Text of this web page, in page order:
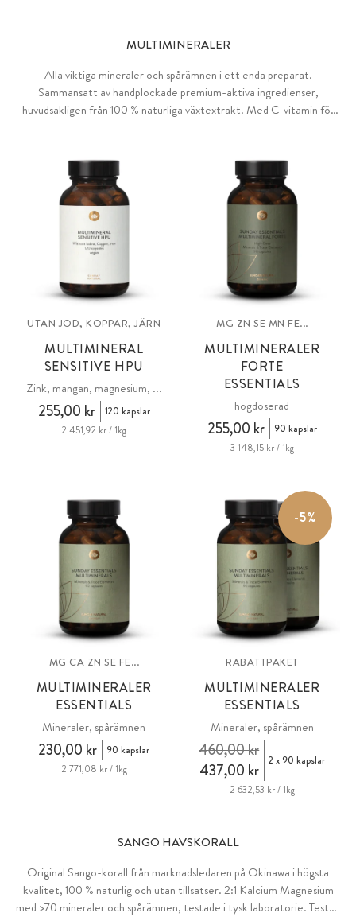
MULTIMINERALER
Alla viktiga mineraler och spårämnen i ett enda preparat.
Sammansatt av handplockade premium-aktiva ingredienser,
huvudsakligen från 100 % naturliga växtextrakt. Med C-vitamin för
UTAN JOD, KOPPAR, JÄRN
MULTIMINERAL
SENSITIVE HPU
Zink, mangan, magnesium, ...
255,00 kr
120 kapslar
2 451,92 kr / 1kg
MG ZN SE MN FE...
MULTIMINERALER
FORTE
ESSENTIALS
högdoserad
255,00 kr
90 kapslar
3 148,15 kr / 1kg
MG CA ZN SE FE...
MULTIMINERALER
ESSENTIALS
Mineraler, spårämnen
230,00 kr
90 kapslar
2 771,08 kr / 1kg
-5%
RABATTPAKET
MULTIMINERALER
ESSENTIALS
Mineraler, spårämnen
437,00 kr
460,00 kr 2 x 90 kapslar
2 632,53 kr / 1kg
SANGO HAVSKORALL
Original Sango-korall från marknadsledaren på Okinawa i högsta
kvalitet, 100 % naturlig och utan tillsatser. 2:1 Kalcium Magnesium
med >70 mineraler och spårämnen, testade i tysk laboratorie. Testad